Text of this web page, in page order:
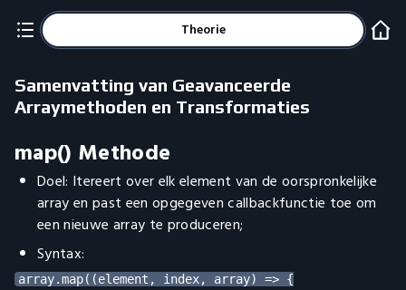
Theorie
Samenvatting van Geavanceerde
Arraymethoden en Transformaties
map() Methode
Doel: Itereert over elk element van de oorspronkelijke
array en past een opgegeven callbackfunctie toe om
een nieuwe array te produceren;
Syntax:
array.map((element, index, array) => {